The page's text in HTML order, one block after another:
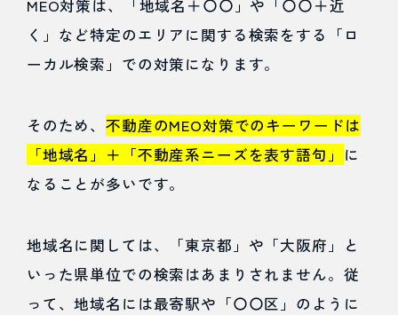
MEO対策は、「地域名＋〇〇」や「〇〇＋近
く」など特定のエリアに関する検索をする「ロ
ーカル検索」での対策になります。
そのため、不動産のMEO対策でのキーワードは
「地域名」＋「不動産系ニーズを表す語句」 に
なることが多いです。
地域名に関しては、「東京都」や「大阪府」と
いった県単位での検索はあまりされません。従
って、地域名には最寄駅や「〇〇区」のように